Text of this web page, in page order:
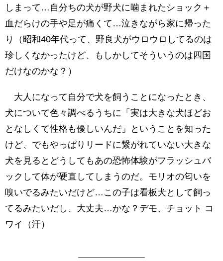
しまって…自分ちの犬が野犬に噛まれたショック＋
血だらけの手や足が痛くて…泣きながら家に帰った
り（昭和40年代って、野良犬がウロウロしてるのは
珍しくなかったけど、もしかしてそういうのは四国
だけなのかな？）
大人になって自分で犬を飼うことになったとき、
犬について色々調べるうちに「実は大きな犬ほどお
となしくて性格も優しいんだ」ということを知った
けど、でもやっぱりリードに繋がれていない大きな
犬を見るとどうしてもあの恐怖体験がフラッシュバ
ックして体が硬直してしまうのだ。モリオの匂いを
嗅いでるみたいだけど…この子は看板犬として飼っ
てるみたいだし、大丈夫…かな？デモ、チョット コ
ワイ（汗）